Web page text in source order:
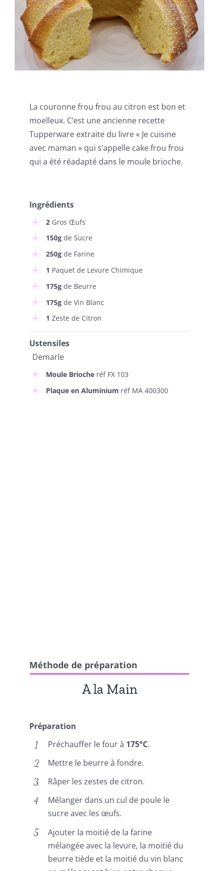
La couronne frou frou au citron est bon et
moelleux. C’est une ancienne recette
Tupperware extraite du livre « Je cuisine
avec maman » qui s’appelle cake frou frou
qui a été réadapté dans le moule brioche.
Ingrédients
2Gros Œufs
150gde Sucre
250gde Farine
1 Paquet de Levure Chimique
175gde Beurre
175gde Vin Blanc
1 Zeste de Citron
Ustensiles
Demarle
Moule Briocheréf FX 103
Plaque en Aluminium réf MA 400300
Méthode de préparation
A la Main
Préparation
Préchauffer le four à 175°C.
Mettre le beurre à fondre.
Râper les zestes de citron.
Mélanger dans un cul de poule le
sucre avec les œufs.
Ajouter la moitié de la farine
mélangée avec la levure, la moitié du
beurre tiède et la moitié du vin blanc